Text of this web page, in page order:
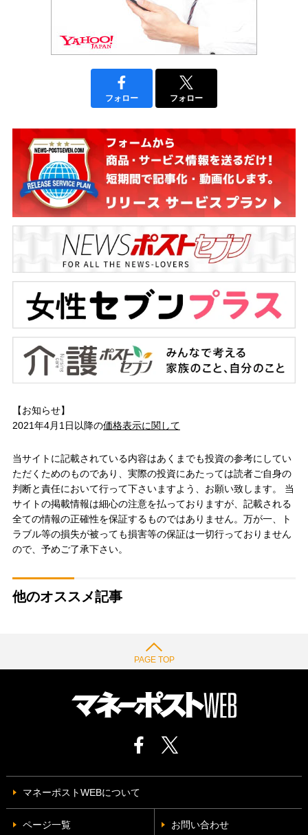
フォロー フォロー
【お知らせ】
2021年4月1日以降の価格表示に関して
当サイトに記載されている内容はあくまでも投資の参考にしてい
ただくためのものであり、実際の投資にあたっては読者ご自身の
判断と責任において行って下さいますよう、お願い致します。 当
サイトの掲載情報は細心の注意を払っておりますが、記載される
全ての情報の正確性を保証するものではありません。万が一、ト
ラブル等の損失が被っても損害等の保証は一切行っておりません
ので、予めご了承下さい。
他のオススメ記事
PAGE TOP
マネーポストWEBについて
ページ一覧 お問い合わせ